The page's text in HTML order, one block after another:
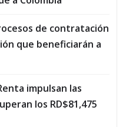
de contratación
que beneficiarán a
impulsan las
los RD$81,475